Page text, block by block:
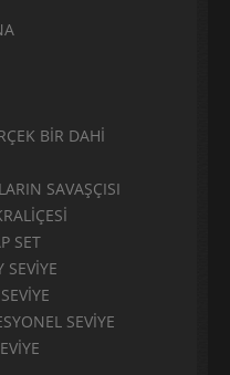
BİR DAHİ
SAVAŞÇISI
SET
SEVİYE